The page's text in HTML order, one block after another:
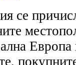
се
Европа